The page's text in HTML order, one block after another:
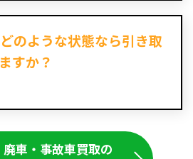
のような状態なら引き取
すか？
廃車・事故車買取の